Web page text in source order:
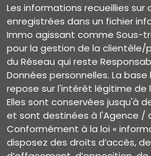
Les informations recueillies sur
enregistrées dans un fichier
Immo agissant comme Sous-
pour la gestion de la clientèle/
du Réseau qui reste
Données personnelles. La
repose sur l'intérêt légitime de
Elles sont conservées jusqu'à
et sont destinées à l'Agence /
Conformément à la loi «
disposez des droits d’accès,